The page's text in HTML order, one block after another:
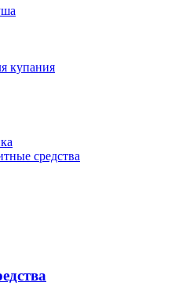
купания
средства